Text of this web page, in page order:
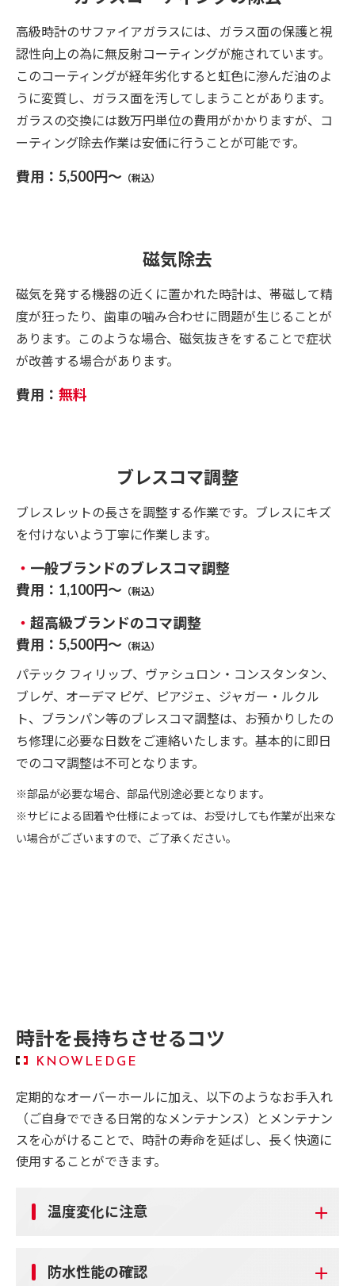
高級時計のサファイアガラスには、ガラス面の保護と視
認性向上の為に無反射コーティングが施されています。
このコーティングが経年劣化すると虹色に滲んだ油のよ
うに変質し、ガラス面を汚してしまうことがあります。
ガラスの交換には数万円単位の費用がかかりますが、コ
ーティング除去作業は安価に行うことが可能です。
費用：5,500円～ （税込）
磁気除去
磁気を発する機器の近くに置かれた時計は、帯磁して精
度が狂ったり、歯車の噛み合わせに問題が生じることが
あります。このような場合、磁気抜きをすることで症状
が改善する場合があります。
費用： 無料
ブレスコマ調整
ブレスレットの長さを調整する作業です。ブレスにキズ
を付けないよう丁寧に作業します。
・ 一般ブランドのブレスコマ調整
費用：1,100円～ （税込）
・ 超高級ブランドのコマ調整
費用：5,500円～ （税込）
パテック フィリップ、ヴァシュロン・コンスタンタン、
ブレゲ、オーデマ ピゲ、ピアジェ、ジャガー・ルクル
ト、ブランパン等のブレスコマ調整は、お預かりしたの
ち修理に必要な日数をご連絡いたします。基本的に即日
でのコマ調整は不可となります。
※部品が必要な場合、部品代別途必要となります。
※サビによる固着や仕様によっては、お受けしても作業が出来な
い場合がございますので、ご了承ください。
時計を長持ちさせるコツ
KNOWLEDGE
定期的なオーバーホールに加え、以下のようなお手入れ
（ご自身でできる日常的なメンテナンス）とメンテナン
スを心がけることで、時計の寿命を延ばし、長く快適に
使用することができます。
温度変化に注意
防水性能の確認